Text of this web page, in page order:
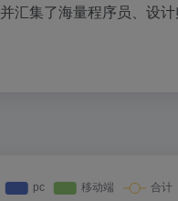
汇集了海量程序员、设